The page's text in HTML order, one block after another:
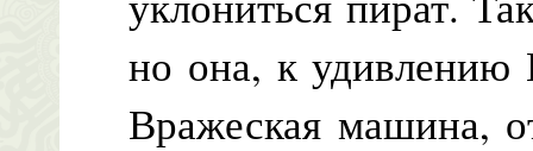
но она, к удивлению
Вражеская машина,